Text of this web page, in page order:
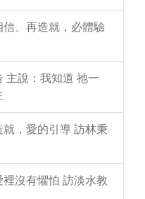
、再造就，必體驗
主說：我知道 祂一
，愛的引導 訪林秉
沒有懼怕 訪淡水教